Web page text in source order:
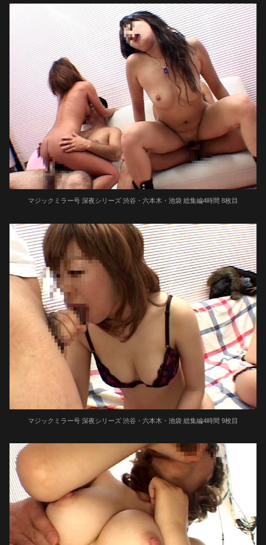
マジックミラー号 深夜シリーズ 渋谷・六本木・池袋 総集編4時間 8枚目
マジックミラー号 深夜シリーズ 渋谷・六本木・池袋 総集編4時間 9枚目